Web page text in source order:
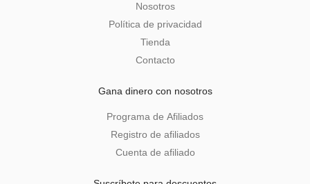
Nosotros
Política de privacidad
Tienda
Contacto
Gana dinero con nosotros
Programa de Afiliados
Registro de afiliados
Cuenta de afiliado